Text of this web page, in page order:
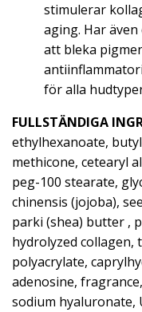
stimulerar
aging. Har
att bleka
för alla
FULLSTÄNDIGA
ethylhexanoate,
methicone, cetearyl
peg-100 stearate,
chinensis (jojoba),
parki (shea) butter ,
hydrolyzed collagen,
polyacrylate,
adenosine,
sodium hyaluronate,